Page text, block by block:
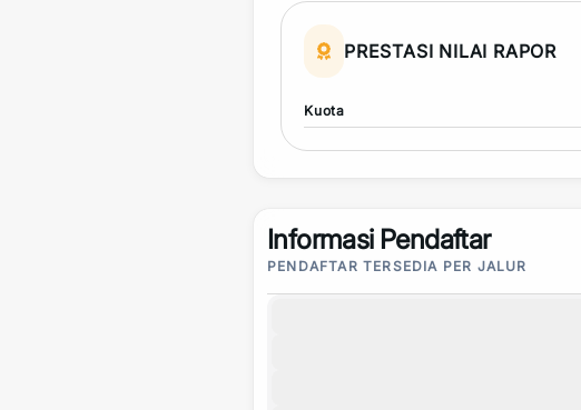
PRESTASI NILAI RAPOR
Kuota
Informasi Pendaftar
PENDAFTAR TERSEDIA PER JALUR